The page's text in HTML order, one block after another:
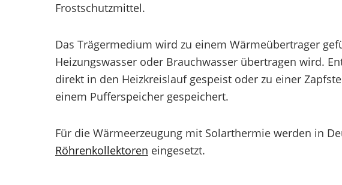
Frostschutzmittel.
Das Trägermedium wird zu einem Wärmeübertrager
Heizungswasser oder Brauchwasser übertragen wird.
direkt in den Heizkreislauf gespeist oder zu einer
einem Pufferspeicher gespeichert.
Für die Wärmeerzeugung mit Solarthermie werden in
Röhrenkollektoren eingesetzt.